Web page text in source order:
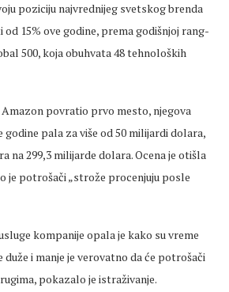
poziciju najvrednijeg svetskog brenda
15% ove godine, prema godišnjoj rang-
500, koja obuhvata 48 tehnoloških
povratio prvo mesto, njegova
godine pala za više od 50 milijardi dolara,
na 299,3 milijarde dolara. Ocena je otišla
je potrošači „strože procenjuju posle
kompanije opala je kako su vreme
i manje je verovatno da će potrošači
pokazalo je istraživanje.